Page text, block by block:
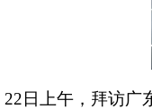
22日上午，拜访广